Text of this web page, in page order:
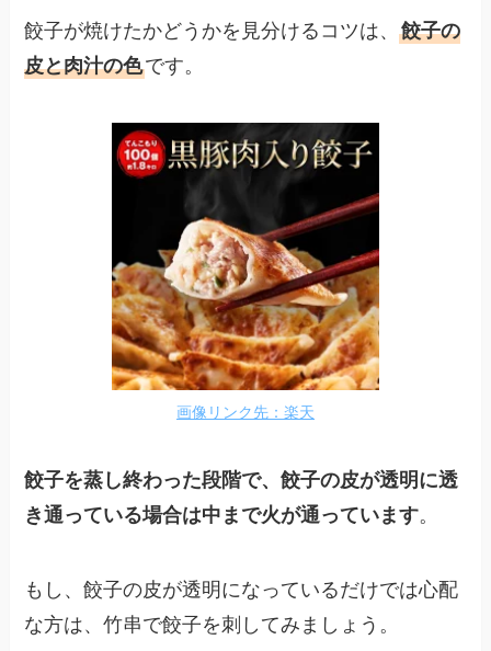
餃子が焼けたかどうかを見分けるコツは、餃子の
皮と肉汁の色です。
画像リンク先：楽天
餃子を蒸し終わった段階で、餃子の皮が透明に透
き通っている場合は中まで火が通っています。
もし、餃子の皮が透明になっているだけでは心配
な方は、竹串で餃子を刺してみましょう。